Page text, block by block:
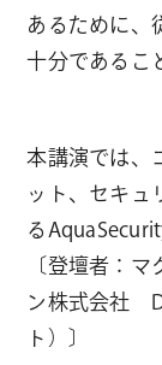
あるために、
十分であるこ
本講演では、
ット、セキュ
る
〔登壇者：
ン株式会社
ト）〕